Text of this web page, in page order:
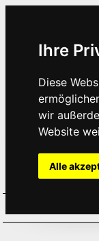
Ihre
Diese
wir
Website
Alle